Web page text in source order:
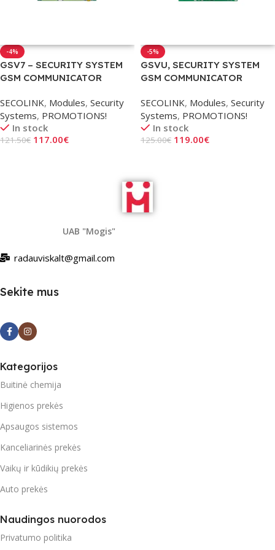
-4%
GSV7 – SECURITY SYSTEM
GSM COMMUNICATOR
SECOLINK, Modules, Security
Systems, PROMOTIONS!
In stock
121.50€ 117.00€
-5%
GSVU, SECURITY SYSTEM
GSM COMMUNICATOR
SECOLINK, Modules, Security
Systems, PROMOTIONS!
In stock
125.00€ 119.00€
UAB "Mogis"
radauviskalt@gmail.com
Sekite mus
Kategorijos
Buitinė chemija
Higienos prekės
Apsaugos sistemos
Kanceliarinės prekės
Vaikų ir kūdikių prekės
Auto prekės
Naudingos nuorodos
Privatumo politika